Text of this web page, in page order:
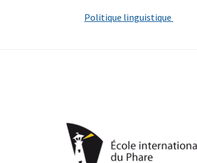
Politique linguistique